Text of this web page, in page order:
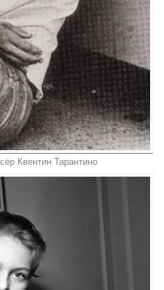
Квентин Тарантино